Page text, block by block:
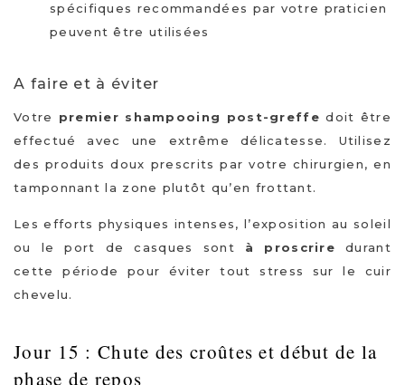
spécifiques recommandées par votre praticien
peuvent être utilisées
A faire et à éviter
Votre premier shampooing post-greffe doit être
effectué avec une extrême délicatesse. Utilisez
des produits doux prescrits par votre chirurgien, en
tamponnant la zone plutôt qu’en frottant.
Les efforts physiques intenses, l’exposition au soleil
ou le port de casques sont à proscrire durant
cette période pour éviter tout stress sur le cuir
chevelu.
Jour 15 : Chute des croûtes et début de la
phase de repos